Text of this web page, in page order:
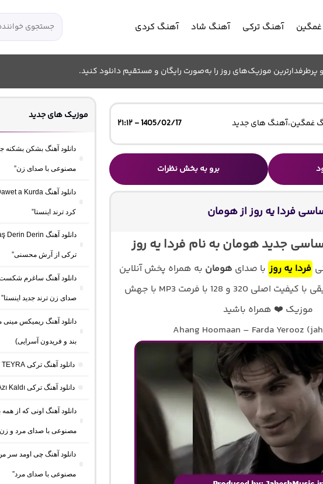
آهنگ ترکی آهنگ شاد آهنگ کردی
موزیک‌های روز را به‌صورت رایگان و مستقیم دانلود کنید.
غمگین،آهنگ های جدید 1405/02/17 - ۲۱:۱۲
برو به بخش نظرات
فردا یه روز از هومان
جدید هومان به نام فردا یه روز
فردا یه روز با صدای هومان به همراه پخش آنلاین
ترانه و متن کامل موسیقی با کیفیت اصلی 320 و 128 با فرمت MP3 با جهش
موزیک ❤️ همراه باشید
Ahang Hoomaan – Farda Yerooz
موزیک های جدید
دانلود آهنگ بشکن بشکنه
مصنوعی با صدای زن”
کرد ترند اینستا”
ترکی از آرش محسنی”
دانلود آهنگ ساغرم
صدای زن ترند جدید اینستا”
بند و فریدون آسرایی)
دانلود آهنگ ترکی TEYRA از مصطفی ججلی و آسمیناتا
دانلود آهنگ ترکی Çoğu Gitti Azı Kaldı از ماهسون ترکی
دانلود آهنگ اونی که از
مصنوعی با صدای مرد و
دانلود آهنگ چی اومد سر
مصنوعی با صدای مرد”